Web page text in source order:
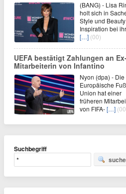
(BANG) - Lisa
holt sich in
Style und
Inspiration bei
[…] (00)
UEFA bestätigt Zahlungen an
Mitarbeiterin von Infantino
Nyon (dpa) - Die
Europäische
Union hat einer
früheren
von FIFA-[…]
Suchbegriff